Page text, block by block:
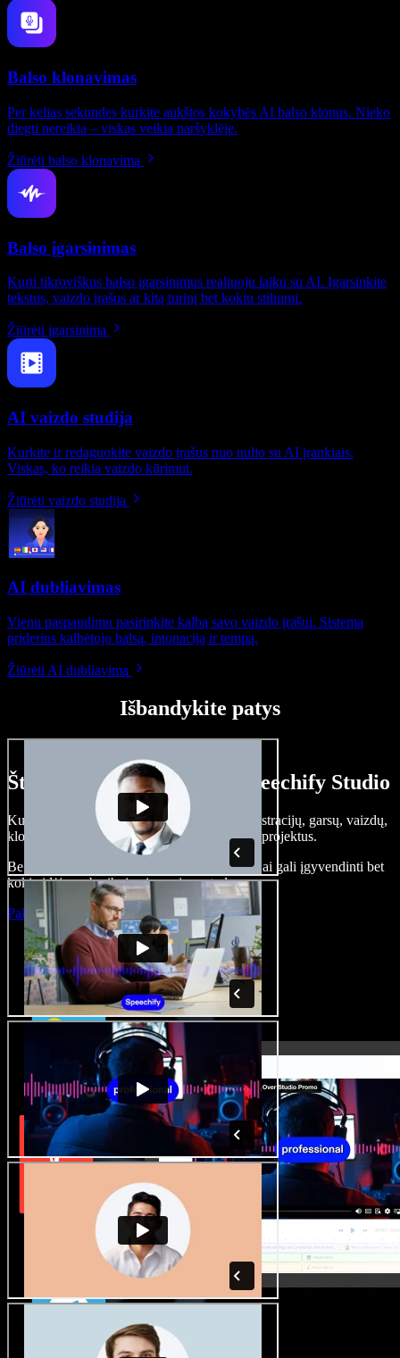
Balso klonavimas
Per kelias sekundes kurkite aukštos kokybės AI balso klonus. Nieko
diegti nereikia – viskas veikia naršyklėje.
Žiūrėti balso klonavimą
Balso įgarsinimas
Kurti tikroviškus balso įgarsinimus realiuoju laiku su AI. Įgarsinkite
tekstus, vaizdo įrašus ar kitą turinį bet kokiu stiliumi.
Žiūrėti įgarsinimą
AI vaizdo studija
Kurkite ir redaguokite vaizdo įrašus nuo nulio su AI įrankiais.
Viskas, ko reikia vaizdo kūrimui.
Žiūrėti vaizdo studiją
AI dubliavimas
Vienu paspaudimu pasirinkite kalbą savo vaizdo įrašui. Sistema
priderins kalbėtojo balsą, intonaciją ir tempą.
Žiūrėti AI dubliavimą
Išbandykite patys
Štai ką galite nuveikti su Speechify Studio
Kurkite įgarsinimus, pridėkite nemokamų iliustracijų, garsų, vaizdų,
klonuokite balsą – kurkite pilnus, įspūdingus projektus.
Be jokių mokymų ir viskas naršyklėje – kūrėjai gali įgyvendinti bet
kokią idėją, neberibojami senųjų metodų.
Paleisti studiją